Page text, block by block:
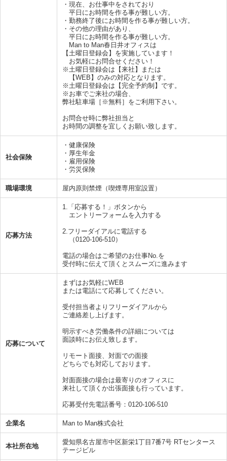
・現在、お仕事中をされており
平日にお時間を作る事が難しい方。
・勤務終了後にお時間を作る事が難しい方。
・その他の理由があり、
平日にお時間を作る事が難しい方。
Man to Man春日井オフィスは
【土曜日登録会】を実施しています！
お気軽にお問合せください！
※土曜日登録会は【来社】または
【WEB】のみの対応となります。
※土曜日登録会は【完全予約制】です。
※お車でご来社の場合、
弊社駐車場［※無料］をご利用下さい。
お問合せ時に弊社担当と
お時間の調整を宜しくお願い致します。
社会保険
・健康保険
・厚生年金
・雇用保険
・労災保険
職場環境 屋内原則禁煙（喫煙専用室設置）
応募方法
1.「応募する！」ボタンから
エントリーフォームを入力する
2.フリーダイアルに電話する
（0120-106-510）
電話の場合はご希望のお仕事No.を
受付時に伝えて頂くとスムーズに進みます
応募について
まずはお気軽にWEB
または電話にて応募してください。
受付担当者よりフリーダイアルから
ご連絡差し上げます。
明示すべき労働条件の詳細については
面談時にお伝え致します。
リモート面接、対面での面接
どちらでも対応しております。
対面面接の場合は最寄りのオフィスに
来社して頂くか出張面接も行っています。
応募受付先電話番号：0120-106-510
企業名 Man to Man株式会社
本社所在地
愛知県名古屋市中区新栄1丁目7番7号 RTセンタース
テージビル